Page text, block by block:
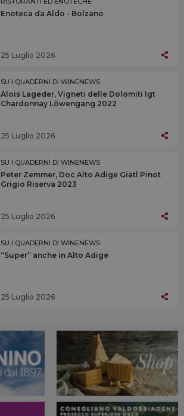
Enoteca da Aldo - Bolzano
25 Luglio 2026
SU I QUADERNI DI WINENEWS
Alois Lageder, Vigneti delle Dolomiti Igt
Chardonnay Löwengang 2022
25 Luglio 2026
SU I QUADERNI DI WINENEWS
Peter Zemmer, Doc Alto Adige Giatl Pinot
Grigio Riserva 2023
25 Luglio 2026
SU I QUADERNI DI WINENEWS
“Super” anche in Alto Adige
25 Luglio 2026